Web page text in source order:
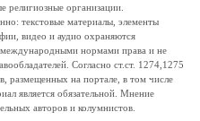
религиозные организации.
текстовые материалы, элементы
видео и аудио охраняются
международными нормами права и не
Согласно ст.ст. 1274,1275
размещенных на портале, в том числе
является обязательной. Мнение
авторов и колумнистов.